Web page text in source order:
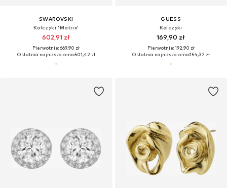
SWAROVSKI
Kolczyki 'Matrix'
602,91 zł
Pierwotnie: 669,90 zł
Ostatnia najniższa cena:501,42 zł
GUESS
Kolczyki
169,90 zł
Pierwotnie: 192,90 zł
Ostatnia najniższa cena:154,32 zł